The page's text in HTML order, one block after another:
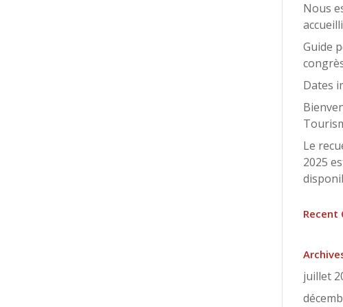
Nous
Guide
Dates
Le
2025
Recent
juillet